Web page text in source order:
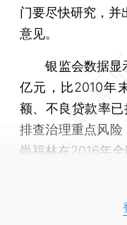
门要尽快研究，并
意见。
银监会数据显示
亿元，比2010年
额、不良贷款率
排查治理重点风险
尚福林在2016年